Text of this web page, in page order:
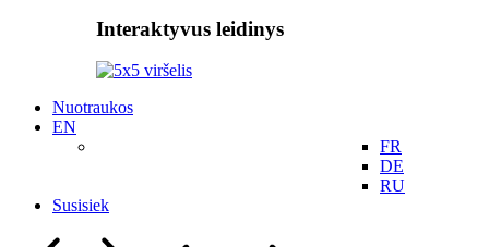
Interaktyvus leidinys
Nuotraukos
EN
FR
DE
RU
Susisiek